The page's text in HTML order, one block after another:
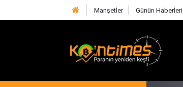
Manşetler Günün Haberleri